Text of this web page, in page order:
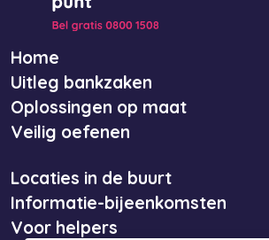
Home
Uitleg bankzaken
Oplossingen op maat
Veilig oefenen
Locaties in de buurt
Informatie-bijeenkomsten
Voor helpers